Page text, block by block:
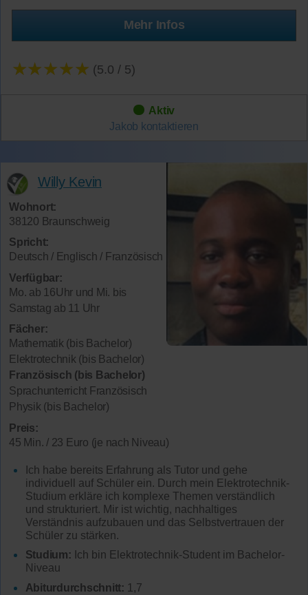
Mehr Infos
★★★★★ (5.0 / 5)
Aktiv
Jakob kontaktieren
Willy Kevin
Wohnort:
38120 Braunschweig
Spricht:
Deutsch / Englisch / Französisch
Verfügbar:
Mo. ab 16Uhr und Mi. bis
Samstag ab 11 Uhr
Fächer:
Mathematik (bis Bachelor)
Elektrotechnik (bis Bachelor)
Französisch (bis Bachelor)
Sprachunterricht Französisch
Physik (bis Bachelor)
Preis:
45 Min. / 23 Euro (je nach Niveau)
Ich habe bereits Erfahrung als Tutor und gehe
individuell auf Schüler ein. Durch mein Elektrotechnik-
Studium erkläre ich komplexe Themen verständlich
und strukturiert. Mir ist wichtig, nachhaltiges
Verständnis aufzubauen und das Selbstvertrauen der
Schüler zu stärken.
Studium: Ich bin Elektrotechnik-Student im Bachelor-
Niveau
Abiturdurchschnitt: 1,7